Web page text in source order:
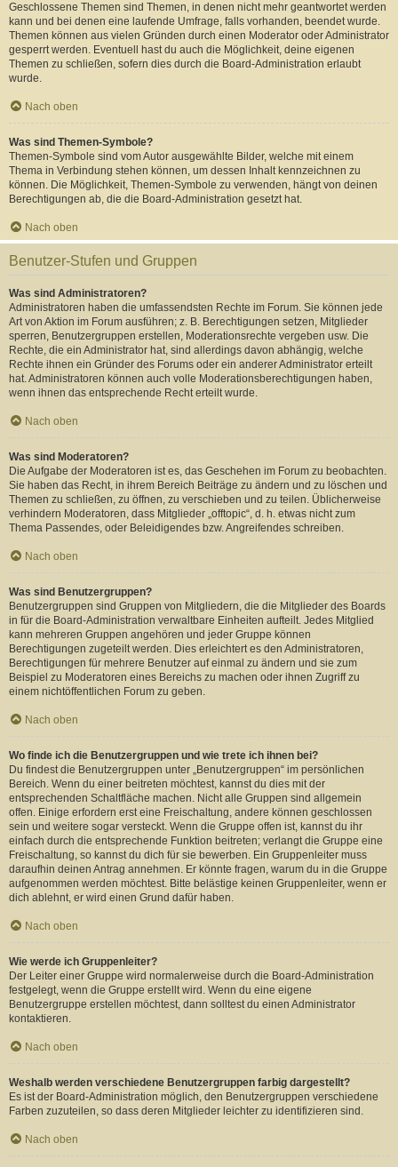
Geschlossene Themen sind Themen, in denen nicht mehr geantwortet werden
kann und bei denen eine laufende Umfrage, falls vorhanden, beendet wurde.
Themen können aus vielen Gründen durch einen Moderator oder Administrator
gesperrt werden. Eventuell hast du auch die Möglichkeit, deine eigenen
Themen zu schließen, sofern dies durch die Board-Administration erlaubt
wurde.
Nach oben
Was sind Themen-Symbole?
Themen-Symbole sind vom Autor ausgewählte Bilder, welche mit einem
Thema in Verbindung stehen können, um dessen Inhalt kennzeichnen zu
können. Die Möglichkeit, Themen-Symbole zu verwenden, hängt von deinen
Berechtigungen ab, die die Board-Administration gesetzt hat.
Nach oben
Benutzer-Stufen und Gruppen
Was sind Administratoren?
Administratoren haben die umfassendsten Rechte im Forum. Sie können jede
Art von Aktion im Forum ausführen; z. B. Berechtigungen setzen, Mitglieder
sperren, Benutzergruppen erstellen, Moderationsrechte vergeben usw. Die
Rechte, die ein Administrator hat, sind allerdings davon abhängig, welche
Rechte ihnen ein Gründer des Forums oder ein anderer Administrator erteilt
hat. Administratoren können auch volle Moderationsberechtigungen haben,
wenn ihnen das entsprechende Recht erteilt wurde.
Nach oben
Was sind Moderatoren?
Die Aufgabe der Moderatoren ist es, das Geschehen im Forum zu beobachten.
Sie haben das Recht, in ihrem Bereich Beiträge zu ändern und zu löschen und
Themen zu schließen, zu öffnen, zu verschieben und zu teilen. Üblicherweise
verhindern Moderatoren, dass Mitglieder „offtopic“, d. h. etwas nicht zum
Thema Passendes, oder Beleidigendes bzw. Angreifendes schreiben.
Nach oben
Was sind Benutzergruppen?
Benutzergruppen sind Gruppen von Mitgliedern, die die Mitglieder des Boards
in für die Board-Administration verwaltbare Einheiten aufteilt. Jedes Mitglied
kann mehreren Gruppen angehören und jeder Gruppe können
Berechtigungen zugeteilt werden. Dies erleichtert es den Administratoren,
Berechtigungen für mehrere Benutzer auf einmal zu ändern und sie zum
Beispiel zu Moderatoren eines Bereichs zu machen oder ihnen Zugriff zu
einem nichtöffentlichen Forum zu geben.
Nach oben
Wo finde ich die Benutzergruppen und wie trete ich ihnen bei?
Du findest die Benutzergruppen unter „Benutzergruppen“ im persönlichen
Bereich. Wenn du einer beitreten möchtest, kannst du dies mit der
entsprechenden Schaltfläche machen. Nicht alle Gruppen sind allgemein
offen. Einige erfordern erst eine Freischaltung, andere können geschlossen
sein und weitere sogar versteckt. Wenn die Gruppe offen ist, kannst du ihr
einfach durch die entsprechende Funktion beitreten; verlangt die Gruppe eine
Freischaltung, so kannst du dich für sie bewerben. Ein Gruppenleiter muss
daraufhin deinen Antrag annehmen. Er könnte fragen, warum du in die Gruppe
aufgenommen werden möchtest. Bitte belästige keinen Gruppenleiter, wenn er
dich ablehnt, er wird einen Grund dafür haben.
Nach oben
Wie werde ich Gruppenleiter?
Der Leiter einer Gruppe wird normalerweise durch die Board-Administration
festgelegt, wenn die Gruppe erstellt wird. Wenn du eine eigene
Benutzergruppe erstellen möchtest, dann solltest du einen Administrator
kontaktieren.
Nach oben
Weshalb werden verschiedene Benutzergruppen farbig dargestellt?
Es ist der Board-Administration möglich, den Benutzergruppen verschiedene
Farben zuzuteilen, so dass deren Mitglieder leichter zu identifizieren sind.
Nach oben